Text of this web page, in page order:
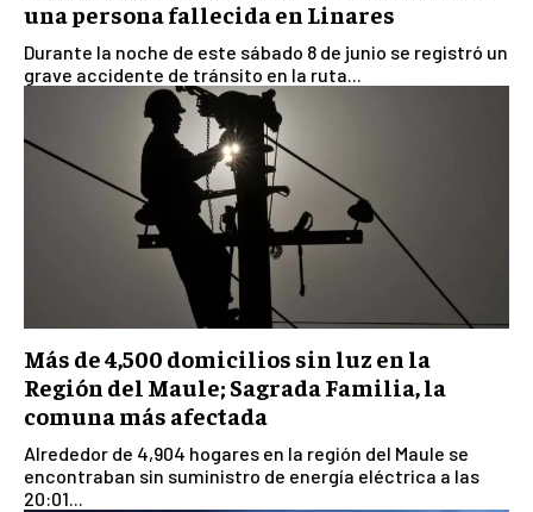
una persona fallecida en Linares
Durante la noche de este sábado 8 de junio se registró un
grave accidente de tránsito en la ruta...
Más de 4,500 domicilios sin luz en la
Región del Maule; Sagrada Familia, la
comuna más afectada
Alrededor de 4,904 hogares en la región del Maule se
encontraban sin suministro de energía eléctrica a las
20:01...